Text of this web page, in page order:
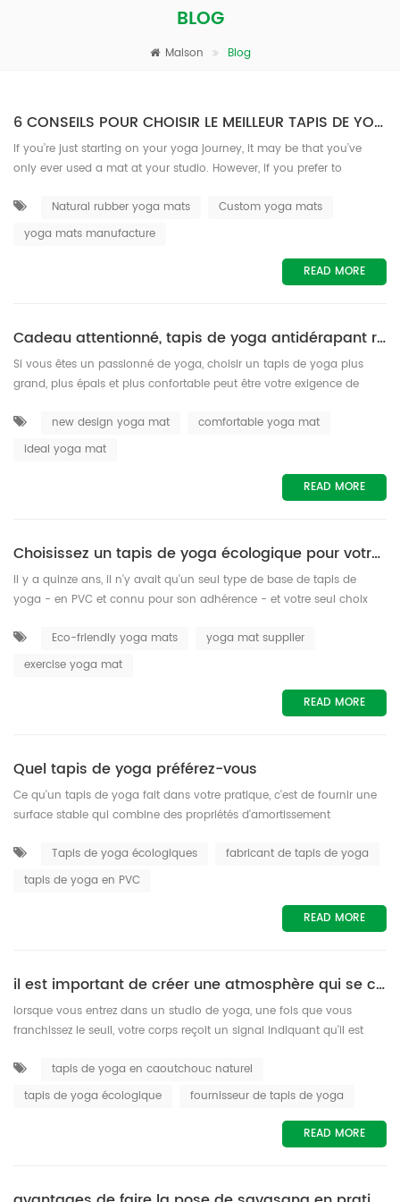
BLOG
Maison Blog
6 CONSEILS POUR CHOISIR LE MEILLEUR TAPIS DE YOGA POUR DÉBUTANT
If you’re just starting on your yoga journey, it may be that you’ve
only ever used a mat at your studio. However, if you prefer to
equipment especially in light of Covid-19 considerations, you need to
choose your mat carefully. There are so many different options out
Natural rubber yoga mats
Custom yoga mats
yoga mats manufacture
READ MORE
Cadeau attentionné, tapis de yoga antidérapant respectueux de l'environnement.
Si vous êtes un passionné de yoga, choisir un tapis de yoga plus
grand, plus épais et plus confortable peut être votre exigence de
nous vous recommandons un tapis de yoga personnalisable en
plusieurs couleurs en fonction de votre humeur. • PERFORMANCE
new design yoga mat
comfortable yoga mat
ideal yoga mat
READ MORE
Choisissez un tapis de yoga écologique pour votre pratique du yoga
Il y a quinze ans, il n'y avait qu'un seul type de base de tapis de
yoga - en PVC et connu pour son adhérence - et votre seul choix
yoga pour chaque priorité et préférence. En plus d'une couleur et
d'un motif adaptés à votre style, votre tapis de yoga doit maintenir
Eco-friendly yoga mats
yoga mat supplier
exercise yoga mat
READ MORE
Quel tapis de yoga préférez-vous
Ce qu'un tapis de yoga fait dans votre pratique, c'est de fournir une
surface stable qui combine des propriétés d'amortissement
traction pour que vous ne glissiez pas et ne tombiez pas partout.
Vous constaterez peut-être que selon le type de yoga que vous
Tapis de yoga écologiques
fabricant de tapis de yoga
tapis de yoga en PVC
READ MORE
il est important de créer une atmosphère qui se connecte avec le yoga
lorsque vous entrez dans un studio de yoga, une fois que vous
franchissez le seuil, votre corps reçoit un signal indiquant qu'il est
à vous détendre pendant que l'espace apaise vos sens et calme
votre esprit . si vous manquez cette sensation lorsque vous faites du
tapis de yoga en caoutchouc naturel
tapis de yoga écologique
fournisseur de tapis de yoga
READ MORE